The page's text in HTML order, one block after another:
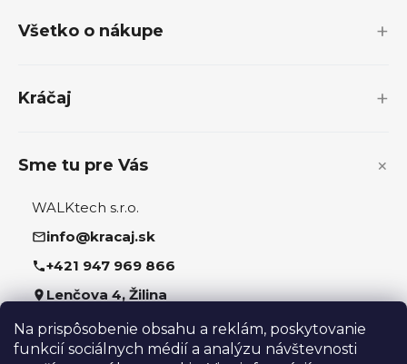
Na prispôsobenie obsahu a reklám, poskytovanie
funkcií sociálnych médií a analýzu návštevnosti
Všetko o nákupe
Kráčaj
Sme tu pre Vás
WALKtech s.r.o.
info@kracaj.sk
+421 947 969 866
Lenčova 4, Žilina
Sledujte nás